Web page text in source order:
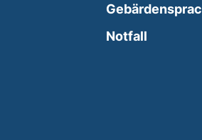
opens in a new window)
Notfall